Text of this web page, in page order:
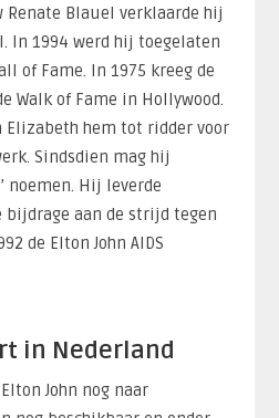
Blauel verklaarde hij
In 1994 werd hij toegelaten
of Fame. In 1975 kreeg de
Walk of Fame in Hollywood.
Elizabeth hem tot ridder voor
Sindsdien mag hij
noemen. Hij leverde
bijdrage aan de strijd tegen
de Elton John AIDS
in Nederland
John nog naar